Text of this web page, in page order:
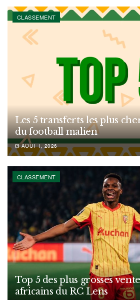
CLASSEMENT
Les 5 transferts les plus
du football malien
AOÛT 1, 2026
CLASSEMENT
Top 5 des plus grosses
africains du RC Lens